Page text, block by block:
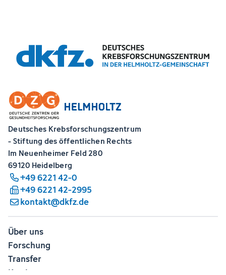
Deutsches Krebsforschungszentrum
- Stiftung des öffentlichen Rechts
Im Neuenheimer Feld 280
69120 Heidelberg
+49 6221 42-0
+49 6221 42-2995
kontakt@dkfz.de
Über uns
Forschung
Transfer